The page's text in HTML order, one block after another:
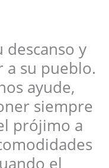
descanso y
a su pueblo.
ayude,
siempre
prójimo a
el